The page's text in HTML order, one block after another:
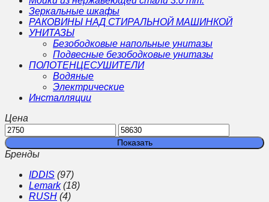
Зеркальные шкафы
РАКОВИНЫ НАД СТИРАЛЬНОЙ МАШИНКОЙ
УНИТАЗЫ
Безободковые напольные унитазы
Подвесные безободковые унитазы
ПОЛОТЕНЦЕСУШИТЕЛИ
Водяные
Электрические
Инсталляции
Цена
Показать
Бренды
IDDIS (97)
Lemark (18)
RUSH (4)